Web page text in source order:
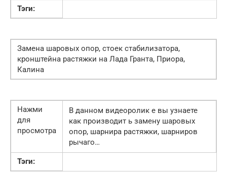
Тэги:
Замена шаровых опор, стоек стабилизатора,
кронштейна растяжки на Лада Гранта, Приора,
Калина
Нажми
для
просмотра
В данном видеоролик е вы узнаете
как производит ь замену шаровых
опор, шарнира растяжки, шарниров
рычаго…
Тэги: